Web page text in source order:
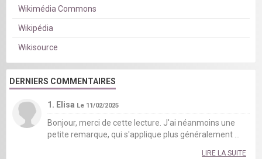
Wikimédia Commons
Wikipédia
Wikisource
DERNIERS COMMENTAIRES
1. Elisa Le 11/02/2025
Bonjour, merci de cette lecture. J'ai néanmoins une
petite remarque, qui s'applique plus généralement ...
LIRE LA SUITE